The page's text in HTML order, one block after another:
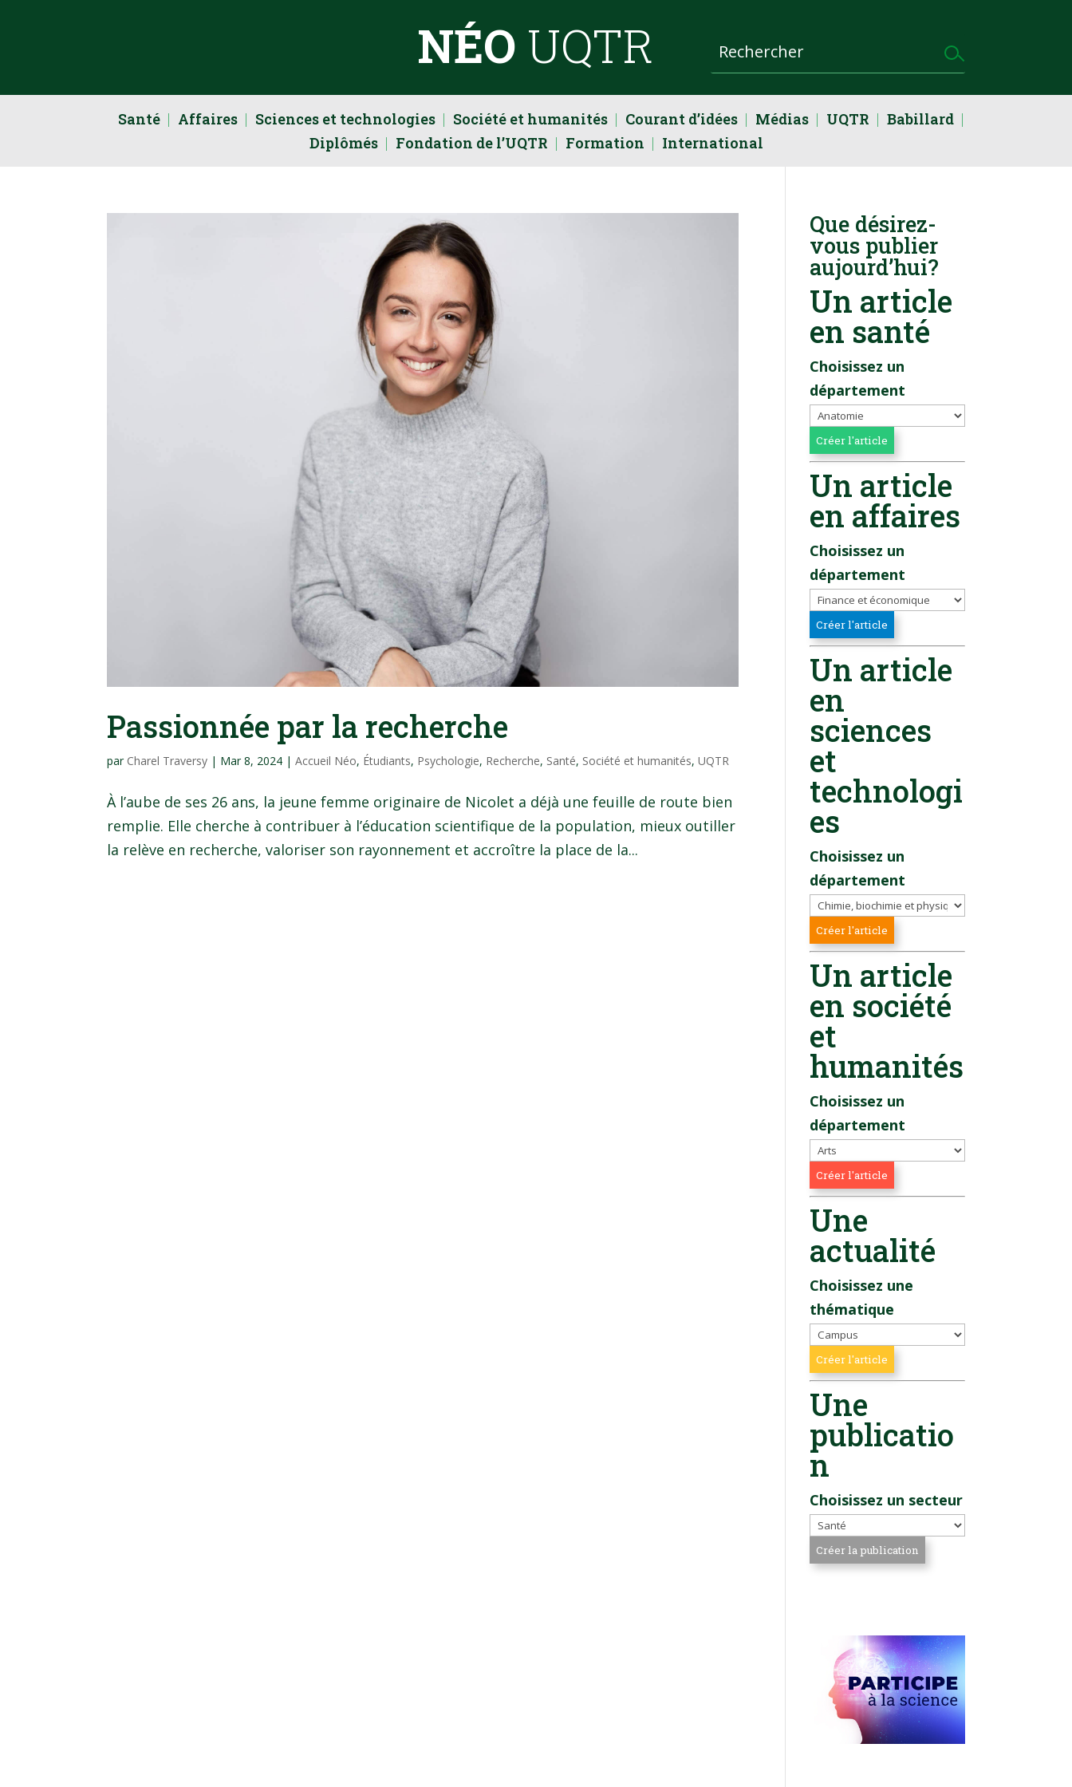
NÉO UQTR
Santé Affaires Sciences et technologies Société et humanités Courant d’idées Médias UQTR
Babillard
Diplômés
Fondation de l’UQTR Formation International
Passionnée par la recherche
par Charel Traversy | Mar 8, 2024 |Accueil Néo, Étudiants, Psychologie, Recherche, Santé, Société et humanités,UQTR
À l’aube de ses 26 ans, la jeune femme originaire de Nicolet a déjà une feuille de route bien
remplie. Elle cherche à contribuer à l’éducation scientifique de la population, mieux outiller
la relève en recherche, valoriser son rayonnement et accroître la place de la...
Que désirez-
vous publier
aujourd’hui?
Un article
en santé
Choisissez un
département
Un article
en affaires
Choisissez un
département
Un article
en
sciences
et
technologi
es
Choisissez un
département
Un article
en société
et
humanités
Choisissez un
département
Une
actualité
Choisissez une
thématique
Une
publicatio
n
Choisissez un secteur